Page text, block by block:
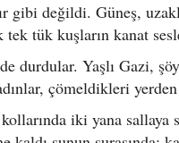
gibi değildi. Güneş,
tek tük kuşların kanat
durdular. Yaşlı Gazi,
çömeldikleri
iki yana sallaya